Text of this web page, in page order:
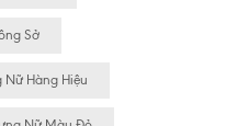
Sở
Nữ Hàng Hiệu